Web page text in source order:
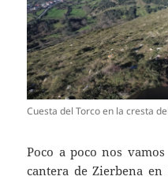
Cuesta del Torco en la cresta
Poco a poco nos
cantera de Zierbena